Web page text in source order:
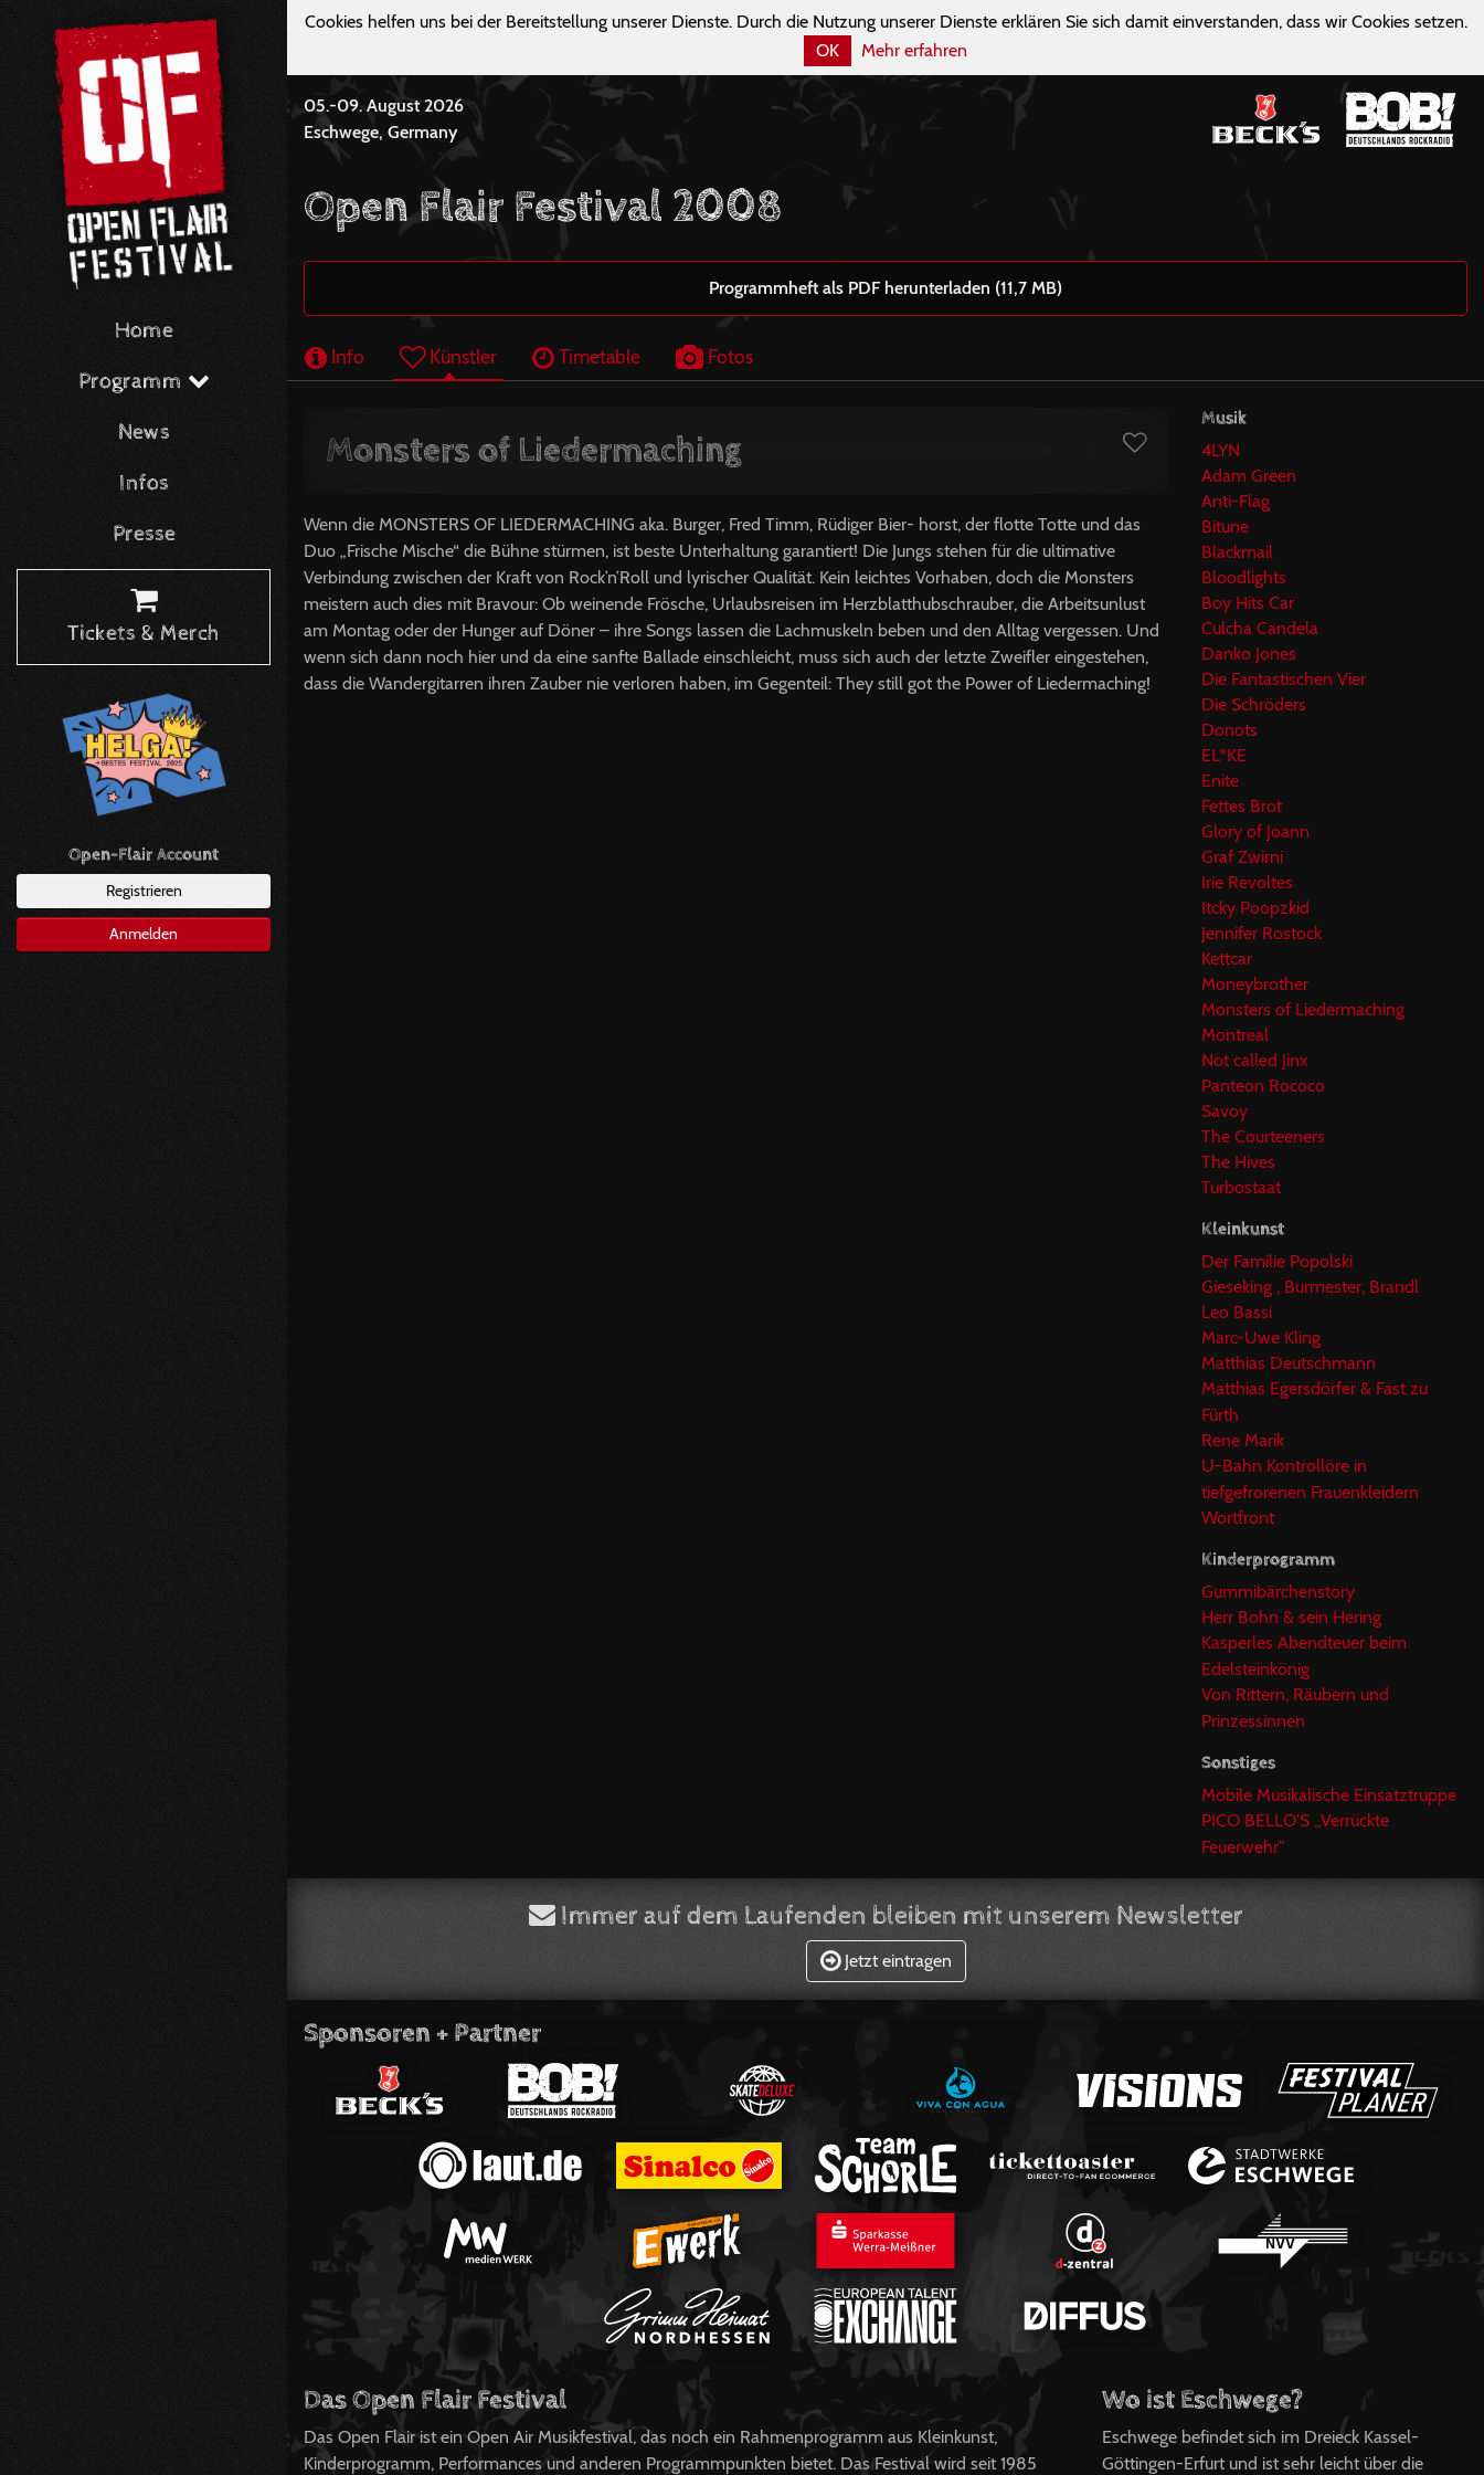
Home
Programm
News
Infos
Presse
Tickets & Merch
Open-Flair Account
Registrieren
Anmelden
Cookies helfen uns bei der Bereitstellung unserer Dienste. Durch die Nutzung unserer Dienste erklären Sie sich damit einverstanden, dass wir Cookies setzen.
OK
Mehr erfahren
05.-09. August 2026
Eschwege, Germany
Open Flair Festival 2008
Programmheft als PDF herunterladen (11,7 MB)
Info Künstler Timetable Fotos
Monsters of Liedermaching
Wenn die MONSTERS OF LIEDERMACHING aka. Burger, Fred Timm, Rüdiger Bier- horst, der flotte Totte und das
Duo „Frische Mische“ die Bühne stürmen, ist beste Unterhaltung garantiert! Die Jungs stehen für die ultimative
Verbindung zwischen der Kraft von Rock’n’Roll und lyrischer Qualität. Kein leichtes Vorhaben, doch die Monsters
meistern auch dies mit Bravour: Ob weinende Frösche, Urlaubsreisen im Herzblatthubschrauber, die Arbeitsunlust
am Montag oder der Hunger auf Döner – ihre Songs lassen die Lachmuskeln beben und den Alltag vergessen. Und
wenn sich dann noch hier und da eine sanfte Ballade einschleicht, muss sich auch der letzte Zweifler eingestehen,
dass die Wandergitarren ihren Zauber nie verloren haben, im Gegenteil: They still got the Power of Liedermaching!
Musik
4LYN
Adam Green
Anti-Flag
Bitune
Blackmail
Bloodlights
Boy Hits Car
Culcha Candela
Danko Jones
Die Fantastischen Vier
Die Schröders
Donots
EL*KE
Enite
Fettes Brot
Glory of Joann
Graf Zwirni
Irie Revoltes
Itcky Poopzkid
Jennifer Rostock
Kettcar
Moneybrother
Monsters of Liedermaching
Montreal
Not called Jinx
Panteon Rococo
Savoy
The Courteeners
The Hives
Turbostaat
Kleinkunst
Der Familie Popolski
Gieseking , Burmester, Brandl
Leo Bassi
Marc-Uwe Kling
Matthias Deutschmann
Matthias Egersdörfer & Fast zu
Fürth
Rene Marik
U-Bahn Kontrollöre in
tiefgefrorenen Frauenkleidern
Wortfront
Kinderprogramm
Gummibärchenstory
Herr Bohn & sein Hering
Kasperles Abendteuer beim
Edelsteinkönig
Von Rittern, Räubern und
Prinzessinnen
Sonstiges
Mobile Musikalische Einsatztruppe
PICO BELLO'S ,,Verrückte
Feuerwehr"
Immer auf dem Laufenden bleiben mit unserem Newsletter
Jetzt eintragen
Sponsoren + Partner
Das Open Flair Festival
Das Open Flair ist ein Open Air Musikfestival, das noch ein Rahmenprogramm aus Kleinkunst,
Kinderprogramm, Performances und anderen Programmpunkten bietet. Das Festival wird seit 1985
Wo ist Eschwege?
Eschwege befindet sich im Dreieck Kassel-
Göttingen-Erfurt und ist sehr leicht über die